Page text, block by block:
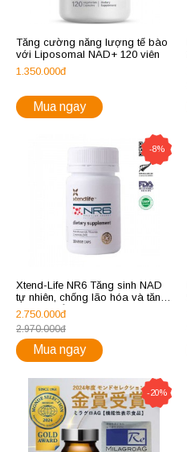
Tăng cường năng lượng tế bào
với Liposomal NAD+ 120 viên
1.350.000đ
Mua ngay
-8%
Xtend-Life NR6 Tăng sinh NAD
tự nhiên, chống lão hóa và tăng
cường tuổi thọ
2.750.000đ
2.970.000đ
Mua ngay
-20%